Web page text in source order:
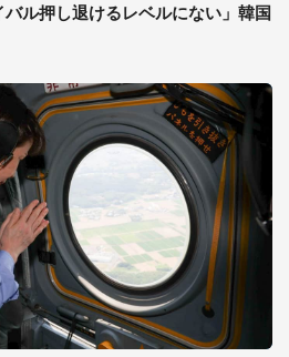
ル押し退けるレベルにない」韓国